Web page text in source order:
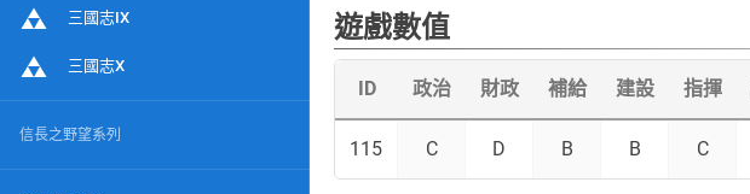
三國志IX
三國志X
信長之野望系列
遊戲數值
ID 政治 財政 補給 建設 指揮
115 C D B B C